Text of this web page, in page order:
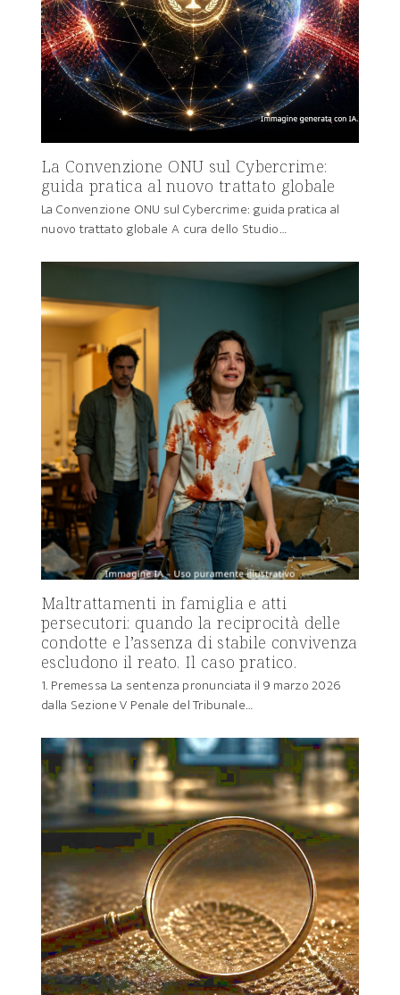
La Convenzione ONU sul Cybercrime:
guida pratica al nuovo trattato globale
La Convenzione ONU sul Cybercrime: guida pratica al
nuovo trattato globale A cura dello Studio…
Maltrattamenti in famiglia e atti
persecutori: quando la reciprocità delle
condotte e l’assenza di stabile convivenza
escludono il reato. Il caso pratico.
1. Premessa La sentenza pronunciata il 9 marzo 2026
dalla Sezione V Penale del Tribunale…